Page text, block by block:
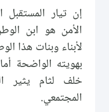
إن تيار
الأمن هو ابن
لأبناء وبنات هذا
بهويته الواضحة
خلف لثام يثير
المجتمعي.